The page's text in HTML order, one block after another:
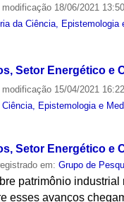
modificação 18/06/2021
da Ciência, Epistemologia
Setor Energético e
modificação 15/04/2021
Epistemologia e
Setor Energético e
em:Grupo de
patrimônio
esses avanços